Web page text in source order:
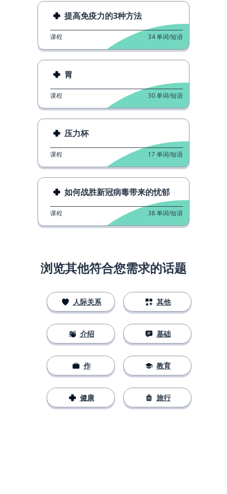
提高免疫力的3种方法
课程 34单词/短语
胃
课程 30单词/短语
压力杯
课程 17 单词/短语
如何战胜新冠病毒带来的忧郁
课程 38单词/短语
浏览其他符合您需求的话题
人际关系
介绍
作
健康
其他
基础
教育
旅行